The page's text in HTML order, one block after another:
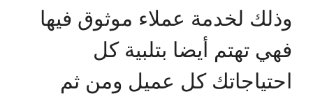
وذلك لخدمة عملاء موثوق فيها
فهي تهتم أيضا بتلبية كل
احتياجاتك كل عميل ومن ثم